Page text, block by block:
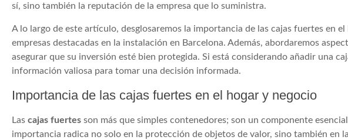
sí, sino también la reputación de la empresa que lo suministra.
A lo largo de este artículo, desglosaremos la importancia de las cajas fuertes en
empresas destacadas en la instalación en Barcelona. Además, abordaremos
asegurar que su inversión esté bien protegida. Si está considerando añadir una
información valiosa para tomar una decisión informada.
Importancia de las cajas fuertes en el hogar y negocio
Lascajas fuertes son más que simples contenedores; son un componente
importancia radica no solo en la protección de objetos de valor, sino también en